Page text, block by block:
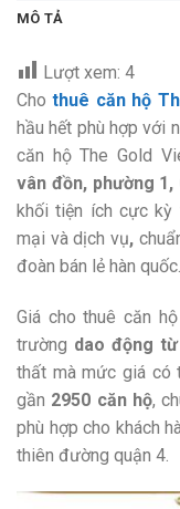
MÔ TẢ
Lượt xem: 4
Chothuê căn hộ
hầu hết phù hợp với
căn hộ The Gold
vân đồn, phường 1,
khối tiện ích cực kỳ
mại và dịch vụ,
đoàn bán lẻ hàn quốc.
Giá cho thuê căn
trường dao động
thất mà mức giá có
gần 2950 căn hộ,
phù hợp cho khách
thiên đường quận 4.